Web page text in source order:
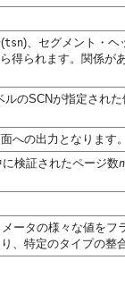
tsn)、セグメント・ヘ
得られます。関係が
のSCNが指定され
への出力となります。
検証されたページ数n
ータの様々な値を
特定のタイプの整